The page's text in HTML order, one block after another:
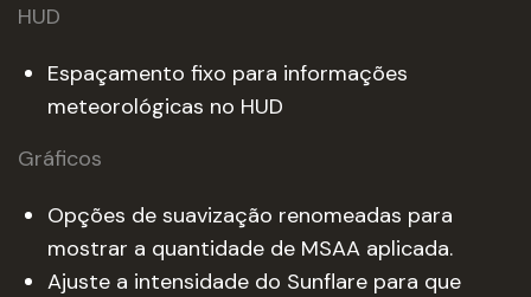
HUD
Espaçamento fixo para informações
meteorológicas no HUD
Gráficos
Opções de suavização renomeadas para
mostrar a quantidade de MSAA aplicada.
Ajuste a intensidade do Sunflare para que